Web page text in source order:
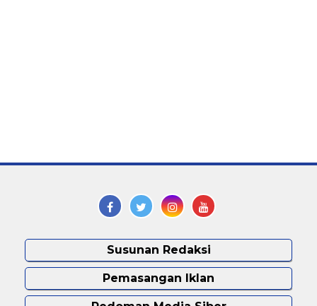
Susunan Redaksi
Pemasangan Iklan